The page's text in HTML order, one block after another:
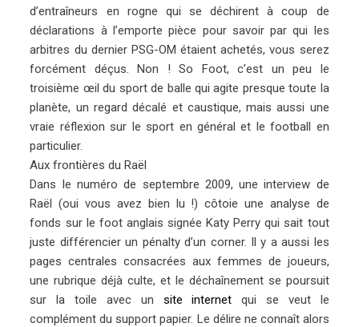
d’entraîneurs en rogne qui se déchirent à coup de
déclarations à l’emporte pièce pour savoir par qui les
arbitres du dernier PSG-OM étaient achetés, vous serez
forcément déçus. Non ! So Foot, c’est un peu le
troisième œil du sport de balle qui agite presque toute la
planète, un regard décalé et caustique, mais aussi une
vraie réflexion sur le sport en général et le football en
particulier.
Aux frontières du Raël
Dans le numéro de septembre 2009, une interview de
Raël (oui vous avez bien lu !) côtoie une analyse de
fonds sur le foot anglais signée Katy Perry qui sait tout
juste différencier un pénalty d’un corner. Il y a aussi les
pages centrales consacrées aux femmes de joueurs,
une rubrique déjà culte, et le déchaînement se poursuit
sur la toile avec un site internet qui se veut le
complément du support papier. Le délire ne connaît alors